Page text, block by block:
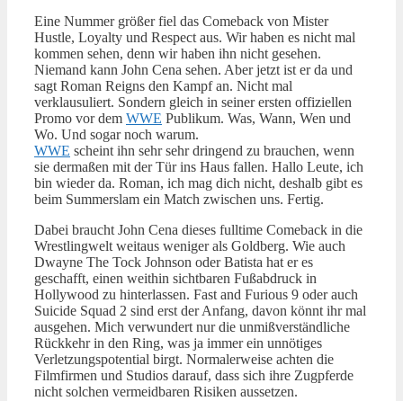
Eine Nummer größer fiel das Comeback von Mister
Hustle, Loyalty und Respect aus. Wir haben es nicht mal
kommen sehen, denn wir haben ihn nicht gesehen.
Niemand kann John Cena sehen. Aber jetzt ist er da und
sagt Roman Reigns den Kampf an. Nicht mal
verklausuliert. Sondern gleich in seiner ersten offiziellen
Promo vor dem WWE Publikum. Was, Wann, Wen und
Wo. Und sogar noch warum.
WWE scheint ihn sehr sehr dringend zu brauchen, wenn
sie dermaßen mit der Tür ins Haus fallen. Hallo Leute, ich
bin wieder da. Roman, ich mag dich nicht, deshalb gibt es
beim Summerslam ein Match zwischen uns. Fertig.
Dabei braucht John Cena dieses fulltime Comeback in die
Wrestlingwelt weitaus weniger als Goldberg. Wie auch
Dwayne The Tock Johnson oder Batista hat er es
geschafft, einen weithin sichtbaren Fußabdruck in
Hollywood zu hinterlassen. Fast and Furious 9 oder auch
Suicide Squad 2 sind erst der Anfang, davon könnt ihr mal
ausgehen. Mich verwundert nur die unmißverständliche
Rückkehr in den Ring, was ja immer ein unnötiges
Verletzungspotential birgt. Normalerweise achten die
Filmfirmen und Studios darauf, dass sich ihre Zugpferde
nicht solchen vermeidbaren Risiken aussetzen.